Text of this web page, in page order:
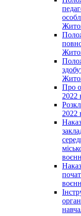
Про
2022
2022